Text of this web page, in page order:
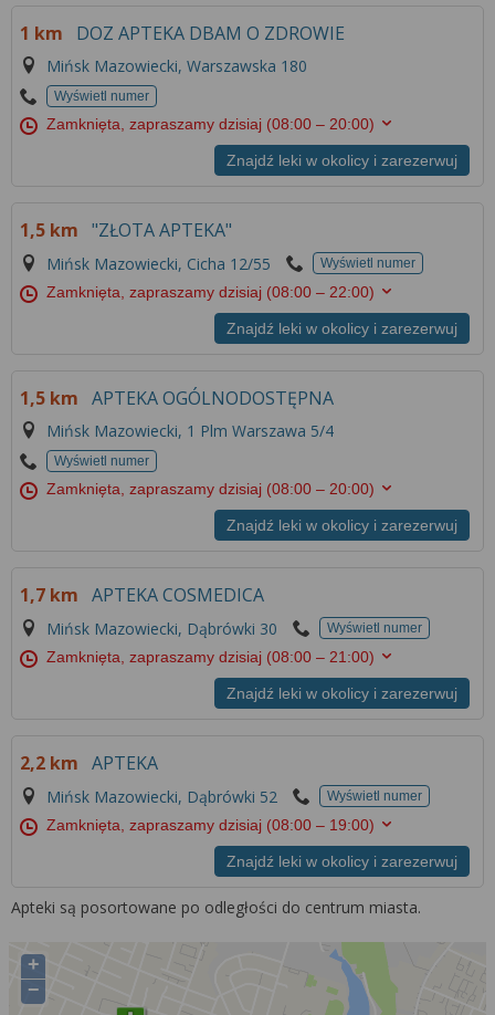
1 km DOZ APTEKA DBAM O ZDROWIE
Mińsk Mazowiecki, Warszawska 180
Wyświetl numer
Zamknięta, zapraszamy dzisiaj (08:00 – 20:00)
Znajdź leki w okolicy i zarezerwuj
1,5 km "ZŁOTA APTEKA"
Mińsk Mazowiecki, Cicha 12/55 Wyświetl numer
Zamknięta, zapraszamy dzisiaj (08:00 – 22:00)
Znajdź leki w okolicy i zarezerwuj
1,5 km APTEKA OGÓLNODOSTĘPNA
Mińsk Mazowiecki, 1 Plm Warszawa 5/4
Wyświetl numer
Zamknięta, zapraszamy dzisiaj (08:00 – 20:00)
Znajdź leki w okolicy i zarezerwuj
1,7 km APTEKA COSMEDICA
Mińsk Mazowiecki, Dąbrówki 30 Wyświetl numer
Zamknięta, zapraszamy dzisiaj (08:00 – 21:00)
Znajdź leki w okolicy i zarezerwuj
2,2 km APTEKA
Mińsk Mazowiecki, Dąbrówki 52 Wyświetl numer
Zamknięta, zapraszamy dzisiaj (08:00 – 19:00)
Znajdź leki w okolicy i zarezerwuj
Apteki są posortowane po odległości do centrum miasta.
+
−